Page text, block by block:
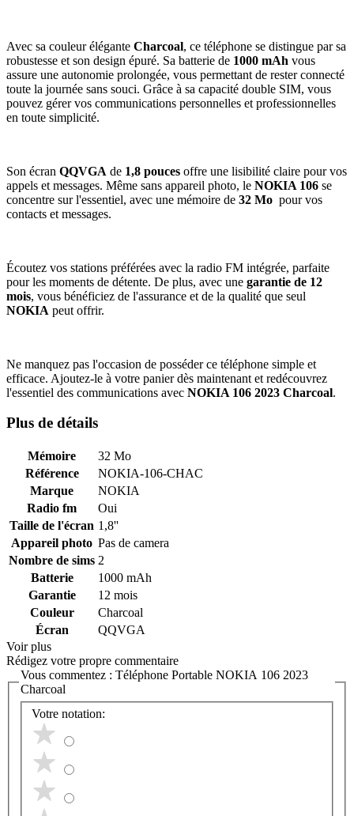
Avec sa couleur élégante Charcoal, ce téléphone se distingue par sa
robustesse et son design épuré. Sa batterie de 1000 mAh vous
assure une autonomie prolongée, vous permettant de rester connecté
toute la journée sans souci. Grâce à sa capacité double SIM, vous
pouvez gérer vos communications personnelles et professionnelles
en toute simplicité.
Son écran QQVGA de 1,8 pouces offre une lisibilité claire pour vos
appels et messages. Même sans appareil photo, le NOKIA 106 se
concentre sur l'essentiel, avec une mémoire de 32 Mo pour vos
contacts et messages.
Écoutez vos stations préférées avec la radio FM intégrée, parfaite
pour les moments de détente. De plus, avec une garantie de 12
mois, vous bénéficiez de l'assurance et de la qualité que seul
NOKIA peut offrir.
Ne manquez pas l'occasion de posséder ce téléphone simple et
efficace. Ajoutez-le à votre panier dès maintenant et redécouvrez
l'essentiel des communications avec NOKIA 106 2023 Charcoal.
Plus de détails
Mémoire
32 Mo
Référence
NOKIA-106-CHAC
Marque
NOKIA
Radio fm
Oui
Taille de l'écran 1,8''
Appareil photo Pas de camera
Nombre de sims 2
Batterie
1000 mAh
Garantie
12 mois
Couleur
Charcoal
Écran
QQVGA
Voir plus
Rédigez votre propre commentaire
Vous commentez : Téléphone Portable NOKIA 106 2023
Charcoal
Votre notation: